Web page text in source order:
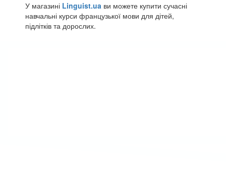
У магазині Linguist.ua ви можете купити сучасні
навчальні курси французької мови для дітей,
підлітків та дорослих.